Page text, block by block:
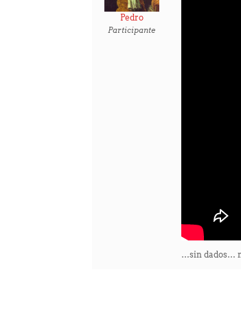
Pedro
Participante
…sin dados…